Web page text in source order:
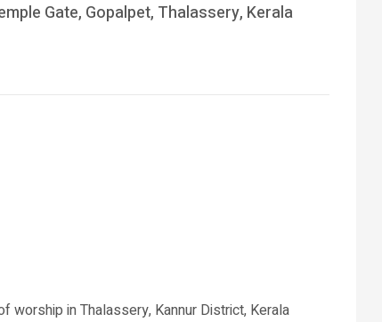
Gate, Gopalpet, Thalassery, Kerala
worship in Thalassery, Kannur District, Kerala